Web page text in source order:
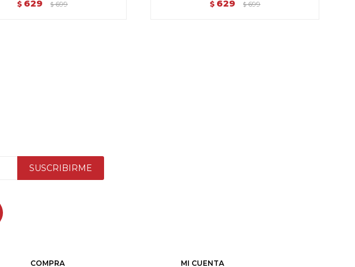
$ 629 $ 699 $ 629 $ 699
COMPRA MI CUENTA
SUSCRIBIRME